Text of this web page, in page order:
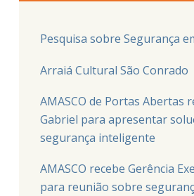
Pesquisa sobre Segurança
Arraiá Cultural São Conrado
AMASCO de Portas Abertas
Gabriel para apresentar
segurança inteligente
AMASCO recebe Gerência
para reunião sobre